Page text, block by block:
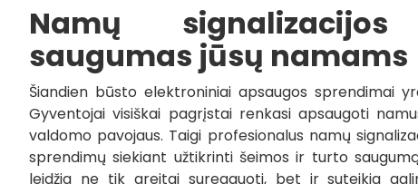
Namų
saugumas jūsų namams
Šiandien būsto elektroniniai apsaugos sprendimai
Gyventojai visiškai pagrįstai renkasi apsaugoti
valdomo pavojaus. Taigi profesionalus namų
sprendimų siekiant užtikrinti šeimos ir turto
leidžia ne tik greitai sureaguoti, bet ir suteikia